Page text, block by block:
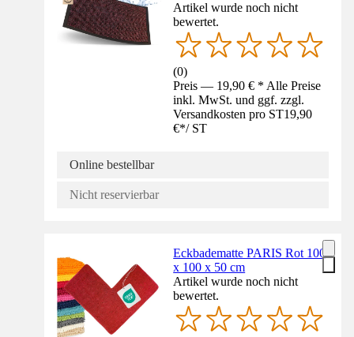
Artikel wurde noch nicht
bewertet.
(0)
Preis — 19,90 € * Alle Preise
inkl. MwSt. und ggf. zzgl.
Versandkosten pro ST19,90
€*/ ST
Online bestellbar
Nicht reservierbar
Eckbadematte PARIS Rot 100
x 100 x 50 cm
Artikel wurde noch nicht
bewertet.